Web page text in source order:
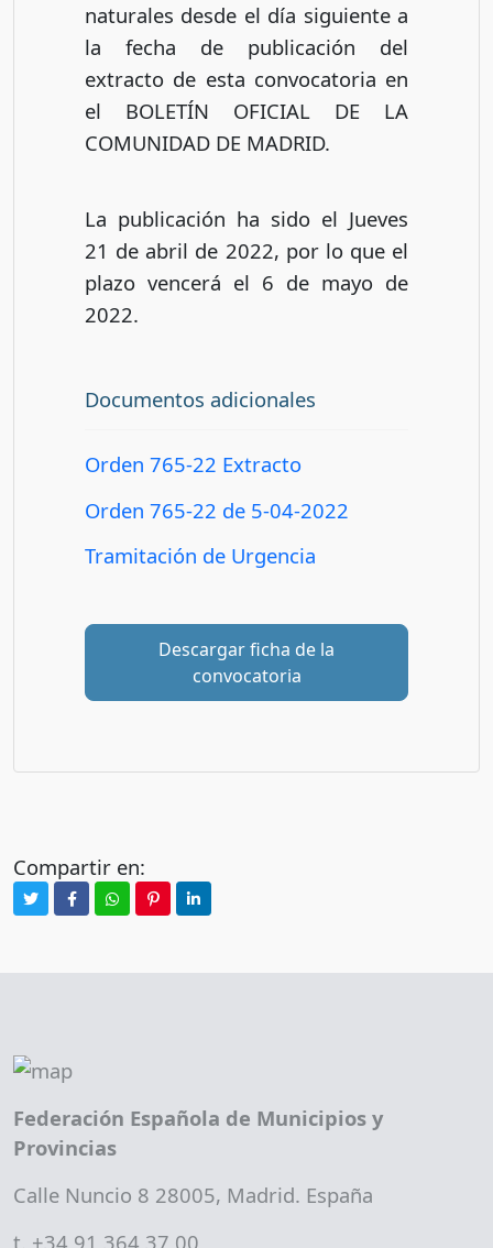
naturales desde el día siguiente a
la fecha de publicación del
extracto de esta convocatoria en
el BOLETÍN OFICIAL DE LA
COMUNIDAD DE MADRID.
La publicación ha sido el Jueves
21 de abril de 2022, por lo que el
plazo vencerá el 6 de mayo de
2022.
Documentos adicionales
Orden 765-22 Extracto
Orden 765-22 de 5-04-2022
Tramitación de Urgencia
Descargar ficha de la
convocatoria
Compartir en:
Federación Española de Municipios y
Provincias
Calle Nuncio 8 28005, Madrid. España
t. +34 91 364 37 00